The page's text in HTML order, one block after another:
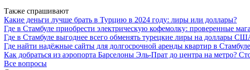
Также спрашивают
Какие деньги лучше брать в Турцию в 2024 году: лиры или доллары?
Где в Стамбуле приобрести электрическую кофемолку: проверенные
Где в Стамбуле выгоднее всего обменять турецкие лиры на доллары
Где найти надёжные сайты для долгосрочной аренды квартир в
Как добраться из аэропорта Барселоны Эль-Прат до центра на метро?
Все вопросы